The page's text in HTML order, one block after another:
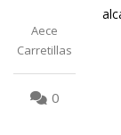
Aece
Carretillas
0